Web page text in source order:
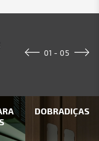
01 -05
DOBRADIÇAS